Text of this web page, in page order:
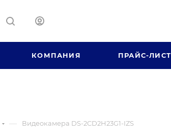
КОМПАНИЯ ПРАЙС-ЛИСТ
— Видеокамера DS-2CD2H23G1-IZS